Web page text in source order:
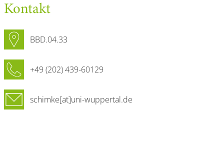
Kontakt
BBD.04.33
+49 (202) 439-60129
schimke[at]uni-wuppertal.de